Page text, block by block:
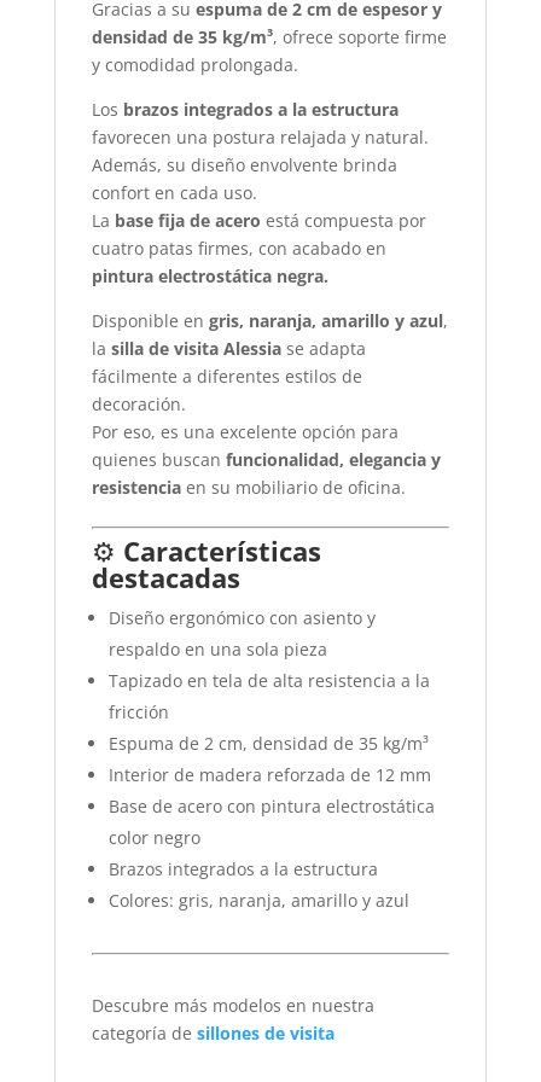
Gracias a su espuma de 2 cm de espesor y
densidad de 35 kg/m³, ofrece soporte firme
y comodidad prolongada.
Los brazos integrados a la estructura
favorecen una postura relajada y natural.
Además, su diseño envolvente brinda
confort en cada uso.
La base fija de acero está compuesta por
cuatro patas firmes, con acabado en
pintura electrostática negra.
Disponible en gris, naranja, amarillo y azul,
la silla de visita Alessiase adapta
fácilmente a diferentes estilos de
decoración.
Por eso, es una excelente opción para
quienes buscan funcionalidad, elegancia y
resistenciaen su mobiliario de oficina.
⚙️ Características
destacadas
Diseño ergonómico con asiento y
respaldo en una sola pieza
Tapizado en tela de alta resistencia a la
fricción
Espuma de 2 cm, densidad de 35 kg/m³
Interior de madera reforzada de 12 mm
Base de acero con pintura electrostática
color negro
Brazos integrados a la estructura
Colores: gris, naranja, amarillo y azul
Descubre más modelos en nuestra
categoría de sillones de visita